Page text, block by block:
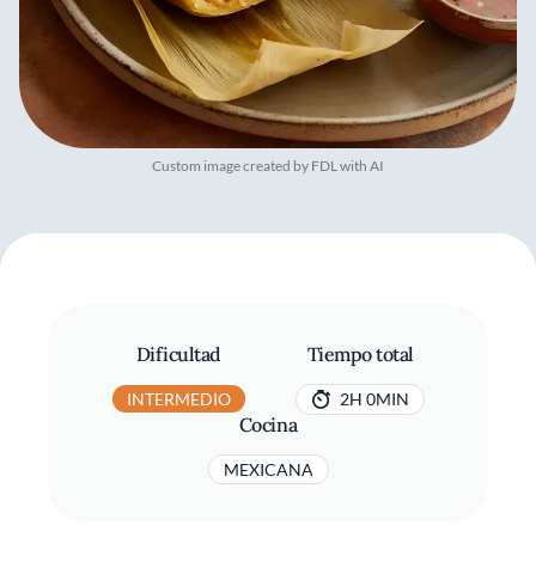
Custom image created by FDL with AI
Dificultad
INTERMEDIO
Tiempo total
2H 0MIN
Cocina
MEXICANA